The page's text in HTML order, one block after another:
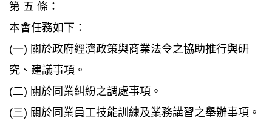
第 五 條：
本會任務如下：
(一) 關於政府經濟政策與商業法令之協助推行與研
究、建議事項。
(二) 關於同業糾紛之調處事項。
(三) 關於同業員工技能訓練及業務講習之舉辦事項。